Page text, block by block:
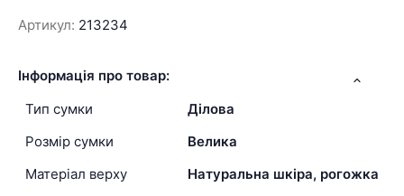
Артикул: 213234
Інформація про товар:
Тип сумки
Ділова
Розмір сумки
Велика
Матеріал верху
Натуральна шкіра, рогожка